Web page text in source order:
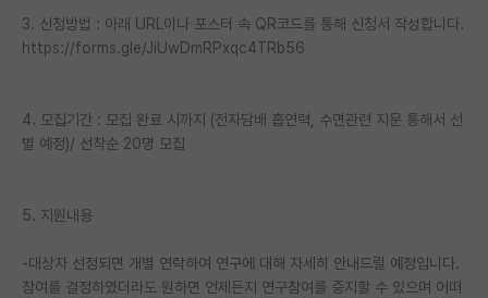
3. 신청방법 : 아래 URL이나 포스터 속 QR코드를 통해 신청서 작성합니다.
https://forms.gle/JiUwDmRPxqc4TRb56
4. 모집기간 : 모집 완료 시까지 (전자담배 흡연력, 수면관련 지문 통해서 선
별 예정)/ 선착순 20명 모집
5. 지원내용
-대상자 선정되면 개별 연락하여 연구에 대해 자세히 안내드릴 예정입니다.
참여를 결정하였더라도 원하면 언제든지 연구참여를 중지할 수 있으며 어떠